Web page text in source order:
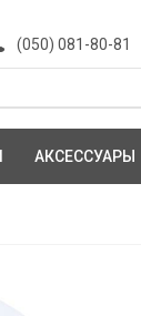
(050) 081-80-81
АКСЕССУАРЫ